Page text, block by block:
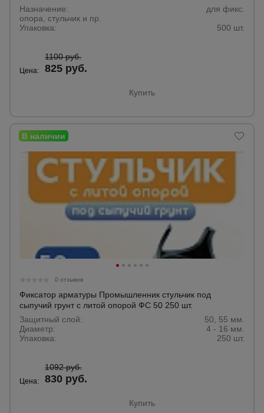
Назначение:
для фикс.
опора, стульчик и пр.
Упаковка:
500 шт.
Цена:
1100 руб.
825 руб.
Купить
0 отзывов
Фиксатор арматуры Промышленник стульчик под
сыпучий грунт с литой опорой ФС 50 250 шт.
Защитный слой:
50, 55 мм.
Диаметр:
4 - 16 мм.
Упаковка:
250 шт.
Цена:
1092 руб.
830 руб.
Купить